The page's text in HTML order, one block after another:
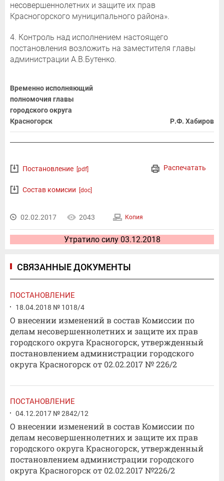
несовершеннолетних и защите их прав
Красногорского муниципального района».
4. Контроль над исполнением настоящего
постановления возложить на заместителя главы
администрации А.В.Бутенко.
Временно исполняющий
полномочия главы
городского округа
Красногорск
Р.Ф. Хабиров
Распечатать
Постановление [pdf]
Состав комисии [doc]
02.02.2017 2043 Копия
Утратило силу 03.12.2018
СВЯЗАННЫЕ ДОКУМЕНТЫ
ПОСТАНОВЛЕНИЕ
18.04.2018 № 1018/4
О внесении изменений в состав Комиссии по
делам несовершеннолетних и защите их прав
городского округа Красногорск, утвержденный
постановлением администрации городского
округа Красногорск от 02.02.2017 № 226/2
ПОСТАНОВЛЕНИЕ
04.12.2017 № 2842/12
О внесении изменений в состав Комиссии по
делам несовершеннолетних и защите их прав
городского округа Красногорск, утвержденный
постановлением администрации городского
округа Красногорск от 02.02.2017 №226/2